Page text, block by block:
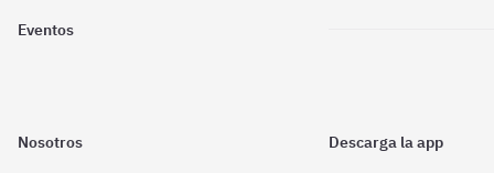
Eventos
Nosotros Descarga la app